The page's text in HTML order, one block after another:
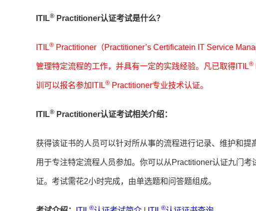
ITIL® Practitioner认证考试是什么？
ITIL® Practitioner（Practitioner’s Certificatein IT Service
管理特定流程的工作，并具有一定的实践经验。凡已取得ITIL®
训可以报名参加ITIL® Practitioner专业技术认证。
ITIL® Practitioner认证考试相关介绍：
获得该证书的人员可以针对所从事的流程进行记录、维护和提
用于专注特定流程人员参加。你可以从Practitioner认证九门
证。考试需花2小时完成，由单选题和问答题组成。
® ®